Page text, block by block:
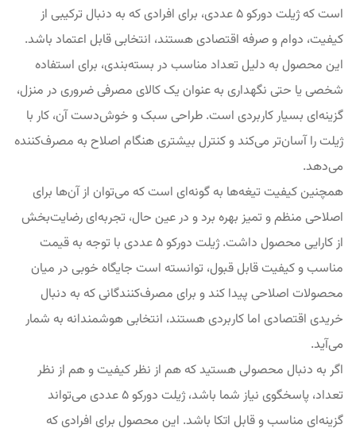
است که ژیلت دورکو ۵ عددی، برای افرادی که به دنبال ترکیبی از
کیفیت، دوام و صرفه اقتصادی هستند، انتخابی قابل اعتماد باشد.
این محصول به دلیل تعداد مناسب در بسته‌بندی، برای استفاده
شخصی یا حتی نگهداری به عنوان یک کالای مصرفی ضروری در منزل،
گزینه‌ای بسیار کاربردی است. طراحی سبک و خوش‌دست آن، کار با
ژیلت را آسان‌تر می‌کند و کنترل بیشتری هنگام اصلاح به مصرف‌کننده
می‌دهد.
همچنین کیفیت تیغه‌ها به گونه‌ای است که می‌توان از آن‌ها برای
اصلاحی منظم و تمیز بهره برد و در عین حال، تجربه‌ای رضایت‌بخش
از کارایی محصول داشت. ژیلت دورکو ۵ عددی با توجه به قیمت
مناسب و کیفیت قابل قبول، توانسته است جایگاه خوبی در میان
محصولات اصلاحی پیدا کند و برای مصرف‌کنندگانی که به دنبال
خریدی اقتصادی اما کاربردی هستند، انتخابی هوشمندانه به شمار
می‌آید.
اگر به دنبال محصولی هستید که هم از نظر کیفیت و هم از نظر
تعداد، پاسخگوی نیاز شما باشد، ژیلت دورکو ۵ عددی می‌تواند
گزینه‌ای مناسب و قابل اتکا باشد. این محصول برای افرادی که